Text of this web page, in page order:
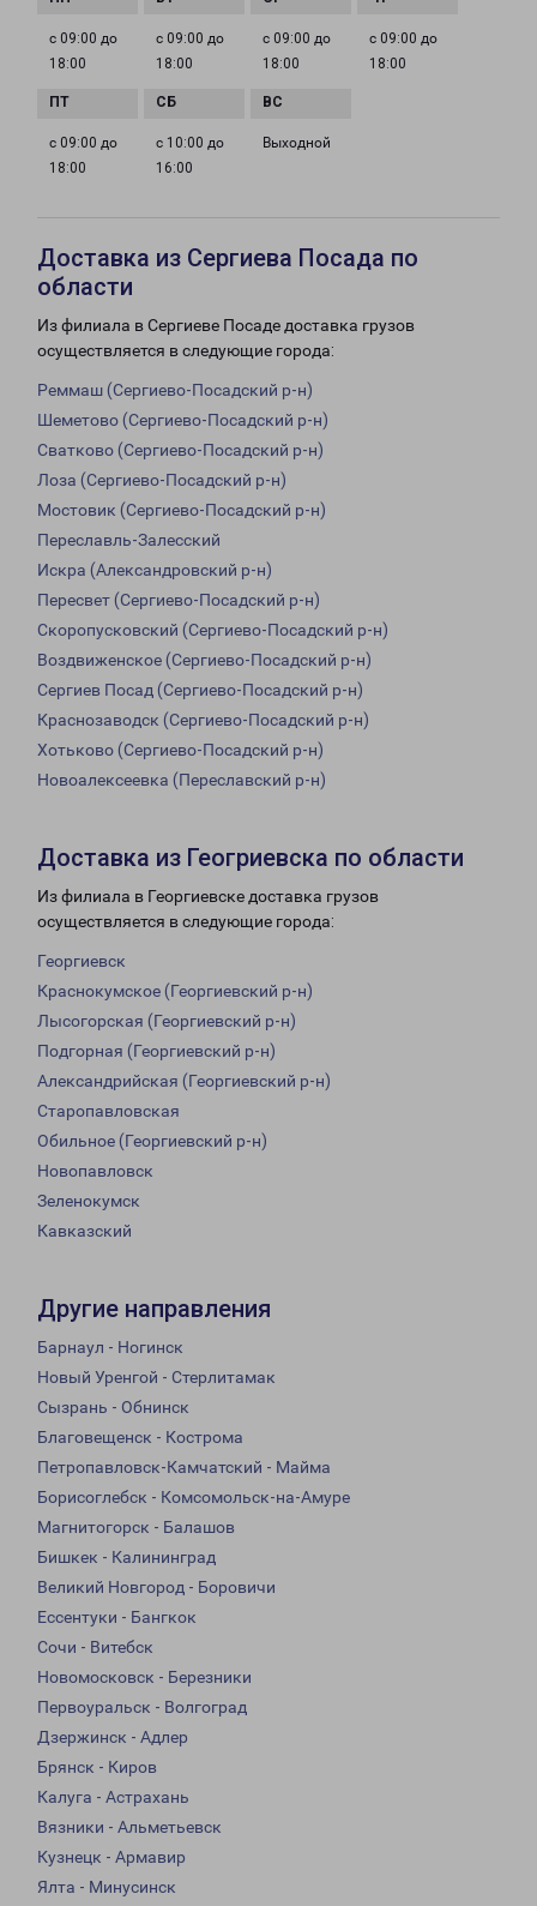
с 09:00 до
18:00
с 09:00 до
18:00
с 09:00 до
18:00
с 09:00 до
18:00
с 09:00 до
18:00
с 10:00 до
16:00
Выходной
Доставка из Сергиева Посада по
области
Из филиала в Сергиеве Посаде доставка грузов
осуществляется в следующие города:
Реммаш (Сергиево-Посадский р-н)
Шеметово (Сергиево-Посадский р-н)
Сватково (Сергиево-Посадский р-н)
Лоза (Сергиево-Посадский р-н)
Мостовик (Сергиево-Посадский р-н)
Переславль-Залесский
Искра (Александровский р-н)
Пересвет (Сергиево-Посадский р-н)
Скоропусковский (Сергиево-Посадский р-н)
Воздвиженское (Сергиево-Посадский р-н)
Сергиев Посад (Сергиево-Посадский р-н)
Краснозаводск (Сергиево-Посадский р-н)
Хотьково (Сергиево-Посадский р-н)
Новоалексеевка (Переславский р-н)
Доставка из Геогриевска по области
Из филиала в Георгиевске доставка грузов
осуществляется в следующие города:
Георгиевск
Краснокумское (Георгиевский р-н)
Лысогорская (Георгиевский р-н)
Подгорная (Георгиевский р-н)
Александрийская (Георгиевский р-н)
Старопавловская
Обильное (Георгиевский р-н)
Новопавловск
Зеленокумск
Кавказский
Другие направления
Барнаул - Ногинск
Новый Уренгой - Стерлитамак
Сызрань - Обнинск
Благовещенск - Кострома
Петропавловск-Камчатский - Майма
Борисоглебск - Комсомольск-на-Амуре
Магнитогорск - Балашов
Бишкек - Калининград
Великий Новгород - Боровичи
Ессентуки - Бангкок
Сочи - Витебск
Новомосковск - Березники
Первоуральск - Волгоград
Дзержинск - Адлер
Брянск - Киров
Калуга - Астрахань
Вязники - Альметьевск
Кузнецк - Армавир
Ялта - Минусинск